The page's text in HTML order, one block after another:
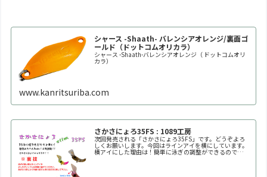
シャース -Shaath- バレンシアオレンジ/裏面ゴ
ールド（ドットコムオリカラ）
シャース -Shaath-バレンシアオレンジ（ ドットコムオリ
カラ）
www.kanritsuriba.com
さかさにょろ35FS : 1089工房
次回発売される「さかさにょろ35FS」です。どうぞよろ
しくお願いします。今回はラインアイを横にしています。
横アイにした理由は！簡単に泳ぎの調整ができるので